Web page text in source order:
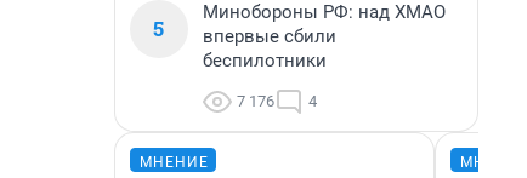
5
Минобороны РФ: над ХМАО
впервые сбили
беспилотники
7 176 4
МНЕНИЕ